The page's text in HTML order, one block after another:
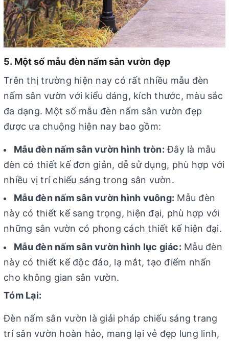
5. Một số mẫu đèn nấm sân vườn đẹp
Trên thị trường hiện nay có rất nhiều mẫu đèn
nấm sân vườn với kiểu dáng, kích thước, màu sắc
đa dạng. Một số mẫu đèn nấm sân vườn đẹp
được ưa chuộng hiện nay bao gồm:
Mẫu đèn nấm sân vườn hình tròn: Đây là mẫu
đèn có thiết kế đơn giản, dễ sử dụng, phù hợp với
nhiều vị trí chiếu sáng trong sân vườn.
Mẫu đèn nấm sân vườn hình vuông: Mẫu đèn
này có thiết kế sang trọng, hiện đại, phù hợp với
những sân vườn có phong cách thiết kế hiện đại.
Mẫu đèn nấm sân vườn hình lục giác: Mẫu đèn
này có thiết kế độc đáo, lạ mắt, tạo điểm nhấn
cho không gian sân vườn.
Tóm Lại:
Đèn nấm sân vườn là giải pháp chiếu sáng trang
trí sân vườn hoàn hảo, mang lại vẻ đẹp lung linh,